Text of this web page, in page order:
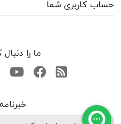
حساب کاربری شما
ما را
RSSفیسبوک
خبرنامه